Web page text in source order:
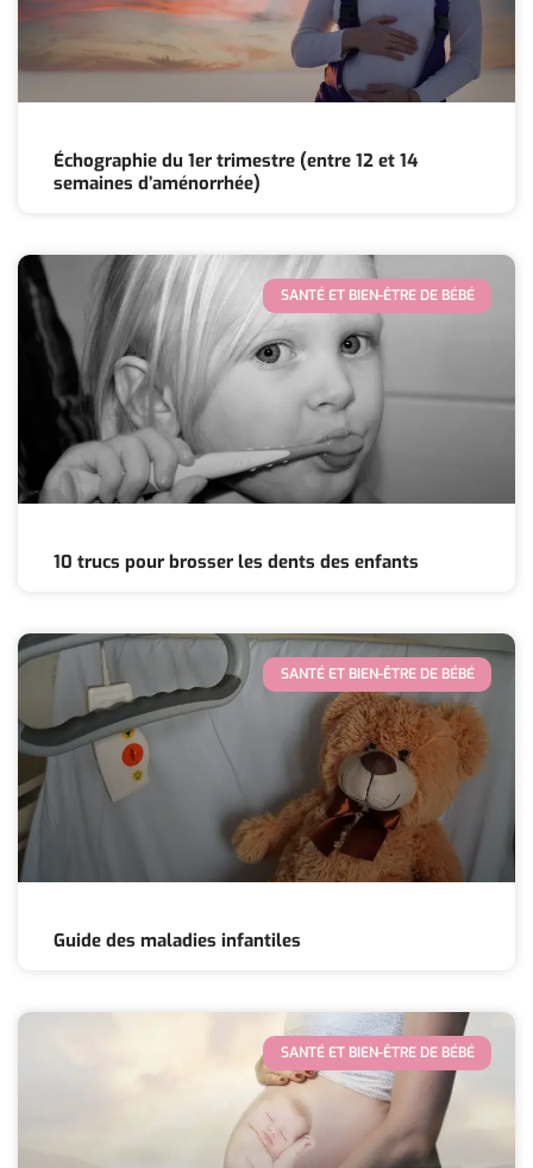
Échographie du 1er trimestre (entre 12 et 14
semaines d’aménorrhée)
SANTÉ ET BIEN-ÊTRE DE BÉBÉ
10 trucs pour brosser les dents des enfants
SANTÉ ET BIEN-ÊTRE DE BÉBÉ
Guide des maladies infantiles
SANTÉ ET BIEN-ÊTRE DE BÉBÉ